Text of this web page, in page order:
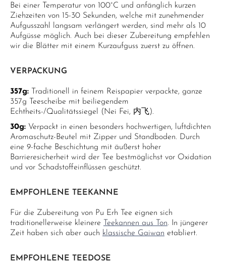
Bei einer Temperatur von 100°C und anfänglich kurzen
Ziehzeiten von 15-30 Sekunden, welche mit zunehmender
Aufgusszahl langsam verlängert werden, sind mehr als 10
Aufgüsse möglich. Auch bei dieser Zubereitung empfehlen
wir die Blätter mit einem Kurzaufguss zuerst zu öffnen.
VERPACKUNG
357g: Traditionell in feinem Reispapier verpackte, ganze
357g Teescheibe mit beiliegendem
Echtheits-/Qualitätssiegel (Nei Fei, 内飞).
30g: Verpackt in einen besonders hochwertigen, luftdichten
Aromaschutz-Beutel mit Zipper und Standboden. Durch
eine 9-fache Beschichtung mit äußerst hoher
Barrieresicherheit wird der Tee bestmöglichst vor Oxidation
und vor Schadstoffeinflüssen geschützt.
EMPFOHLENE TEEKANNE
Für die Zubereitung von Pu Erh Tee eignen sich
traditionellerweise kleinere
Teekannen aus Ton. In jüngerer
Zeit haben sich aber auch klassische Gaiwan etabliert.
EMPFOHLENE TEEDOSE